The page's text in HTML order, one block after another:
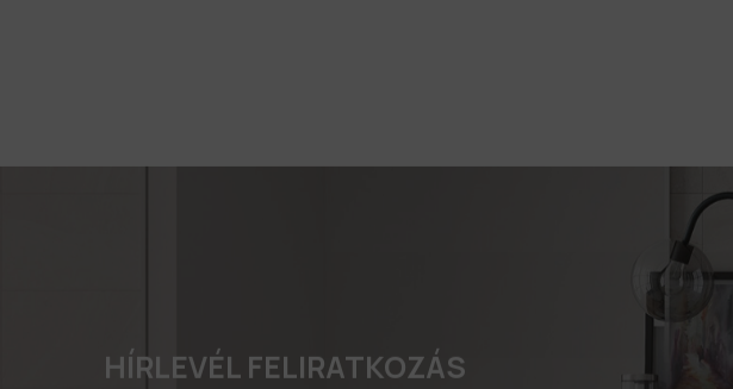
HÍRLEVÉL FELIRATKOZÁS